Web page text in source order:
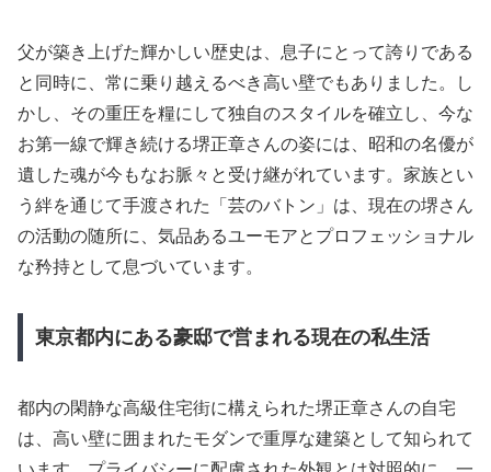
父が築き上げた輝かしい歴史は、息子にとって誇りである
と同時に、常に乗り越えるべき高い壁でもありました。し
かし、その重圧を糧にして独自のスタイルを確立し、今な
お第一線で輝き続ける堺正章さんの姿には、昭和の名優が
遺した魂が今もなお脈々と受け継がれています。家族とい
う絆を通じて手渡された「芸のバトン」は、現在の堺さん
の活動の随所に、気品あるユーモアとプロフェッショナル
な矜持として息づいています。
東京都内にある豪邸で営まれる現在の私生活
都内の閑静な高級住宅街に構えられた堺正章さんの自宅
は、高い壁に囲まれたモダンで重厚な建築として知られて